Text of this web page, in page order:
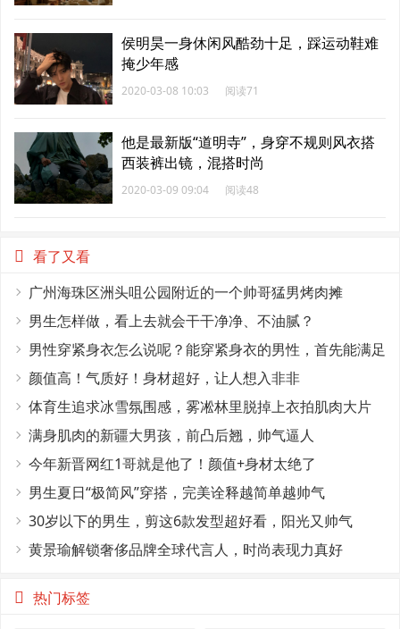
侯明昊一身休闲风酷劲十足，踩运动鞋难
掩少年感
2020-03-08 10:03 阅读71
他是最新版“道明寺”，身穿不规则风衣搭
西装裤出镜，混搭时尚
2020-03-09 09:04 阅读48
看了又看
广州海珠区洲头咀公园附近的一个帅哥猛男烤肉摊
男生怎样做，看上去就会干干净净、不油腻？
男性穿紧身衣怎么说呢？能穿紧身衣的男性，首先能满足
这4个条件
颜值高！气质好！身材超好，让人想入非非
体育生追求冰雪氛围感，雾凇林里脱掉上衣拍肌肉大片
满身肌肉的新疆大男孩，前凸后翘，帅气逼人
今年新晋网红1哥就是他了！颜值+身材太绝了
男生夏日“极简风”穿搭，完美诠释越简单越帅气
30岁以下的男生，剪这6款发型超好看，阳光又帅气
黄景瑜解锁奢侈品牌全球代言人，时尚表现力真好
热门标签